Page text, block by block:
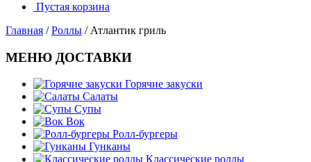
Пустая корзина
Главная /Роллы / Атлантик гриль
МЕНЮ ДОСТАВКИ
Горячие закуски
Салаты
Супы
Вок
Ролл-бургеры
Гунканы
Классические роллы